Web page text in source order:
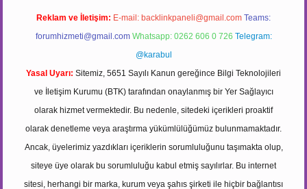
Reklam ve İletişim: E-mail: backlinkpaneli@gmail.com Teams:
forumhizmeti@gmail.com Whatsapp: 0262 606 0 726 Telegram:
@karabul
Yasal Uyarı: Sitemiz, 5651 Sayılı Kanun gereğince Bilgi Teknolojileri
ve İletişim Kurumu (BTK) tarafından onaylanmış bir Yer Sağlayıcı
olarak hizmet vermektedir. Bu nedenle, sitedeki içerikleri proaktif
olarak denetleme veya araştırma yükümlülüğümüz bulunmamaktadır.
Ancak, üyelerimiz yazdıkları içeriklerin sorumluluğunu taşımakta olup,
siteye üye olarak bu sorumluluğu kabul etmiş sayılırlar. Bu internet
sitesi, herhangi bir marka, kurum veya şahıs şirketi ile hiçbir bağlantısı